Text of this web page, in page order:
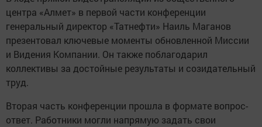
центра «Алмет» в первой части конференции
генеральный директор «Татнефти» Наиль Маганов
презентовал ключевые моменты обновленной Миссии
и Видения Компании. Он также поблагодарил
коллективы за достойные результаты и созидательный
труд.
Вторая часть конференции прошла в формате вопрос-
ответ. Работники могли напрямую задать свои